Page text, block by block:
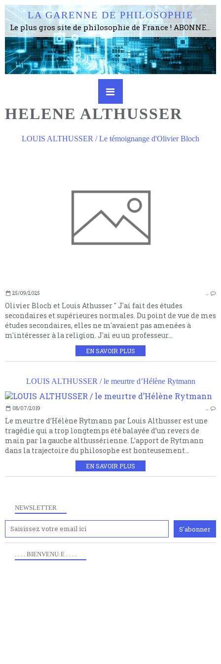
LA GARENNE DE PHILOSOPHIE
Le plus gros site de philosophie de France ! ABONNEZ-VOUS ! 4115 Articles, 1634 abonné·e·s, depuis 2006 . . . . . . . . 2 852 214 pages vues jusqu'à présent. Prestance et être apte à un plus grand nombre de choses.
HELENE ALTHUSSER
LOUIS ALTHUSSER / Le témoignange d'Olivier Bloch
25/09/2025 …
Olivier Bloch et Louis Athusser " J'ai fait des études
secondaires et supérieures normales. Du point de vue de mes
études secondaires, elles ne m'avaient pas amenées à
m'intéresser à la religion. J'ai eu un professeur...
EN SAVOIR PLUS
LOUIS ALTHUSSER / le meurtre d’Hélène Rytmann
08/07/2019 …
Le meurtre d’Hélène Rytmann par Louis Althusser est une
tragédie qui a trop longtemps été balayée d’un revers de
main par la gauche althussérienne. L’apport de Rytmann
dans la trajectoire du philosophe est honteusement...
EN SAVOIR PLUS
NEWSLETTER
. . . . BIENVENU·E . . . .